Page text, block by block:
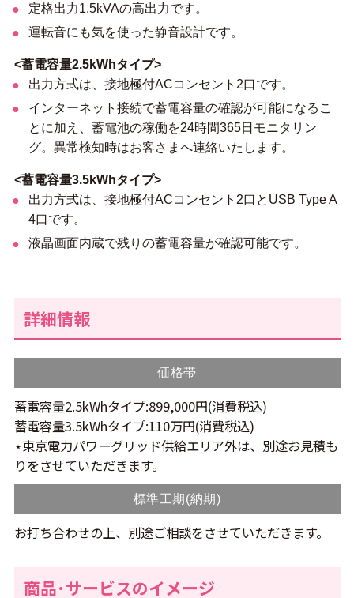
定格出力1.5kVAの高出力です。
運転音にも気を使った静音設計です。
<蓄電容量2.5kWhタイプ>
出力方式は、接地極付ACコンセント2口です。
インターネット接続で蓄電容量の確認が可能になるこ
とに加え、蓄電池の稼働を24時間365日モニタリン
グ。異常検知時はお客さまへ連絡いたします。
<蓄電容量3.5kWhタイプ>
出力方式は、接地極付ACコンセント2口とUSB Type A
4口です。
液晶画面内蔵で残りの蓄電容量が確認可能です。
詳細情報
価格帯
蓄電容量2.5kWhタイプ:899,000円(消費税込)
蓄電容量3.5kWhタイプ:110万円(消費税込)
⋆東京電力パワーグリッド供給エリア外は、別途お見積も
りをさせていただきます。
標準工期(納期)
お打ち合わせの上、別途ご相談をさせていただきます。
商品･サービスのイメージ